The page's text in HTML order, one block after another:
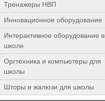
Тренажеры НВП
Инновационное оборудование
Интерактивное оборудование в
школе
Оргтехника и компьютеры для
школы
Шторы и жалюзи для школы